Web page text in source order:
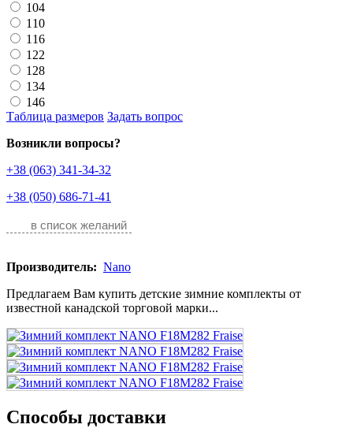
104
110
116
122
128
134
146
Таблица размеров Задать вопрос
Возникли вопросы?
+38 (063) 341-34-32
+38 (050) 686-71-41
в список желаний
Производитель: Nano
Предлагаем Вам купить детские зимние комплекты от
известной канадской торговой марки...
Способы доставки